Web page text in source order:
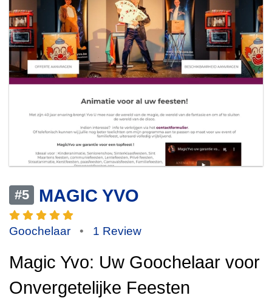
#5 MAGIC YVO
Goochelaar • 1 Review
Magic Yvo: Uw Goochelaar voor
Onvergetelijke Feesten